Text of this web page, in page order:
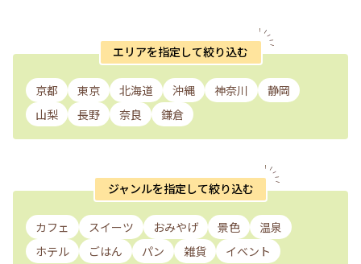
エリアを指定して絞り込む
京都 東京 北海道 沖縄 神奈川
静岡
山梨
長野 奈良 鎌倉
ジャンルを指定して絞り込む
カフェ スイーツ おみやげ 景色
温泉
ホテル
ごはん パン 雑貨 イベント